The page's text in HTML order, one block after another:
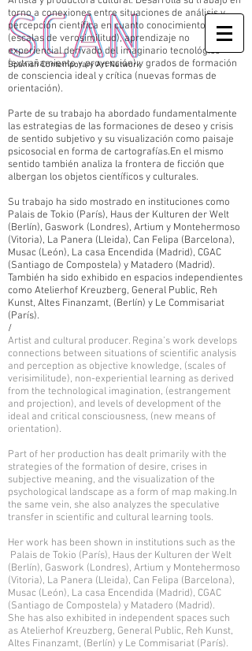
Spanish Contemporary Art Network
torno a conexiones entre situaciones de análisis y
percepción científica en cuanto conocimiento objetivo
(escalas de verosimilitud), aprendizaje no
experiencial derivado del imaginario tecnológico
(extrañamiento y proyección) y grados de formación
de consciencia ideal y crítica (nuevas formas de
orientación).
Parte de su trabajo ha abordado fundamentalmente
las estrategias de las formaciones de deseo y crisis
de sentido subjetivo y su visualización como paisaje
psicosocial en forma de cartografías.En el mismo
sentido también analiza la frontera de ficción que
albergan los objetos científicos y culturales.
Su trabajo ha sido mostrado en instituciones como
Palais de Tokio (París), Haus der Kulturen der Welt
(Berlín), Gaswork (Londres), Artium y Montehermoso
(Vitoria), La Panera (Lleida), Can Felipa (Barcelona),
Musac (León), La casa Encendida (Madrid), CGAC
(Santiago de Compostela) y Matadero (Madrid).
También ha sido exhibido en espacios independientes
como Atelierhof Kreuzberg, General Public, Reh
Kunst, Altes Finanzamt, (Berlín) y Le Commisariat
(París).
/
Artist and cultural producer. Regina’s work develops
connections between situations of scientific analysis
and perception as objective knowledge, (scales of
verisimilitude), non-experiential learning as derived
from the technological imagination, (estrangement
and projection), and levels of development of the
ideal and critical consciousness, (new means of
orientation).
Part of her production has dealt primarily with the
strategies of the formation of desire, crises in
subjective meaning, and the visualization of the
psychological landscape as a form of map making.In
the same vein, she also analyzes the speculative
transfer in scientific and cultural learning tools.
Her work has been shown in institutions such as the
Palais de Tokio (París), Haus der Kulturen der Welt
(Berlín), Gaswork (Londres), Artium y Montehermoso
(Vitoria), La Panera (Lleida), Can Felipa (Barcelona),
Musac (León), La casa Encendida (Madrid), CGAC
(Santiago de Compostela) y Matadero (Madrid).
She has also exhibited in independent spaces such
as Atelierhof Kreuzberg, General Public, Reh Kunst,
Altes Finanzamt, (Berlín) y Le Commisariat (París).